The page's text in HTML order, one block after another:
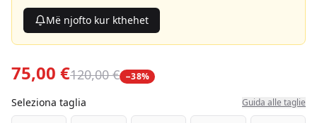
Më njofto kur kthehet
75,00 €120,00 € −38%
Seleziona taglia Guida alle taglie